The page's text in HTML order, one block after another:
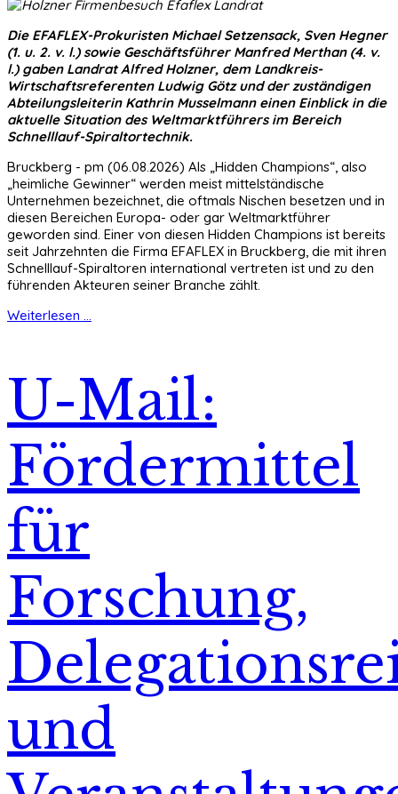
Die EFAFLEX-Prokuristen Michael Setzensack, Sven Hegner
(1. u. 2. v. l.) sowie Geschäftsführer Manfred Merthan (4. v.
l.) gaben Landrat Alfred Holzner, dem Landkreis-
Wirtschaftsreferenten Ludwig Götz und der zuständigen
Abteilungsleiterin Kathrin Musselmann einen Einblick in die
aktuelle Situation des Weltmarktführers im Bereich
Schnelllauf-Spiraltortechnik.
Bruckberg - pm (06.08.2026) Als „Hidden Champions“, also
„heimliche Gewinner“ werden meist mittelständische
Unternehmen bezeichnet, die oftmals Nischen besetzen und in
diesen Bereichen Europa- oder gar Weltmarktführer
geworden sind. Einer von diesen Hidden Champions ist bereits
seit Jahrzehnten die Firma EFAFLEX in Bruckberg, die mit ihren
Schnelllauf-Spiraltoren international vertreten ist und zu den
führenden Akteuren seiner Branche zählt.
Weiterlesen ...
U-Mail:
Fördermittel
für
Forschung,
und